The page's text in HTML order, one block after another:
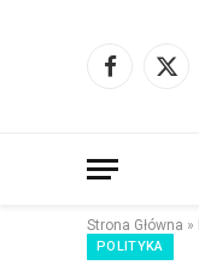
Facebook
X
Strona Główna »
POLITYKA